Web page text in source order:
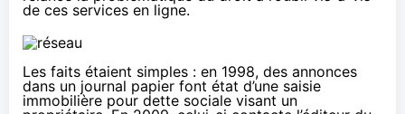
de ces services en ligne.
Les faits étaient simples : en 1998, des annonces
dans un journal papier font état d’une saisie
immobilière pour dette sociale visant un